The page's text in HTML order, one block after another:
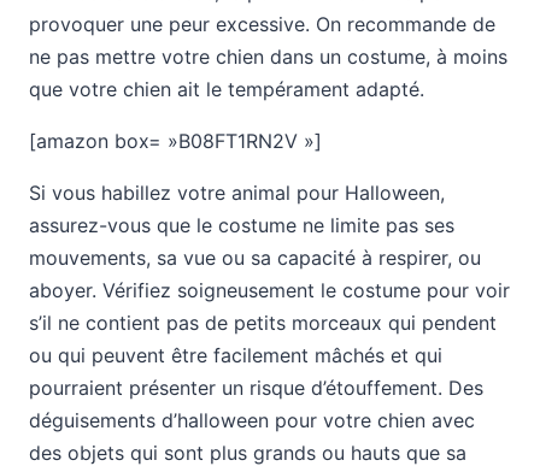
provoquer une peur excessive. On recommande de
ne pas mettre votre chien dans un costume, à moins
que votre chien ait le tempérament adapté.
[amazon box= »B08FT1RN2V »]
Si vous habillez votre animal pour Halloween,
assurez-vous que le costume ne limite pas ses
mouvements, sa vue ou sa capacité à respirer, ou
aboyer. Vérifiez soigneusement le costume pour voir
s’il ne contient pas de petits morceaux qui pendent
ou qui peuvent être facilement mâchés et qui
pourraient présenter un risque d’étouffement. Des
déguisements d’halloween pour votre chien avec
des objets qui sont plus grands ou hauts que sa